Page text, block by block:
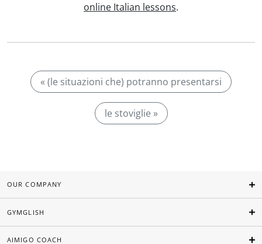
online Italian lessons.
« (le situazioni che) potranno presentarsi
le stoviglie »
OUR COMPANY
GYMGLISH
AIMIGO COACH